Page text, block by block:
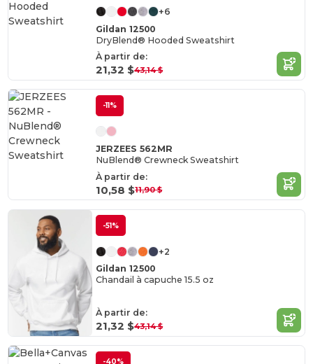
+6
Gildan 12500
DryBlend® Hooded Sweatshirt
À partir de:
21,32 $43,14 $
-11%
JERZEES 562MR
NuBlend® Crewneck Sweatshirt
À partir de:
10,58 $11,90 $
-51%
+2
Gildan 12500
Chandail à capuche 15.5 oz
À partir de:
21,32 $43,14 $
-40%